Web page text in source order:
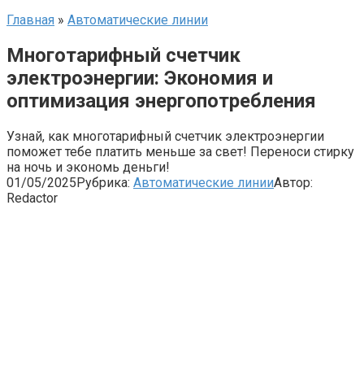
Главная » Автоматические линии
Многотарифный счетчик
электроэнергии: Экономия и
оптимизация энергопотребления
Узнай, как многотарифный счетчик электроэнергии
поможет тебе платить меньше за свет! Переноси стирку
на ночь и экономь деньги!
01/05/2025Рубрика: Автоматические линииАвтор:
Redactor